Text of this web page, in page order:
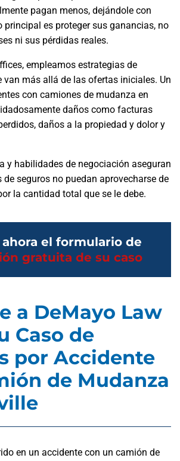
pagan menos, dejándole con
principal es proteger sus ganancias, no
ni sus pérdidas reales.
empleamos estrategias de
van más allá de las ofertas iniciales. Un
con camiones de mudanza en
daños como facturas
daños a la propiedad y dolor y
y habilidades de negociación aseguran
seguros no puedan aprovecharse de
la cantidad total que se le debe.
ahora el formulario de
gratuita de su caso
a DeMayo Law
Caso de
por Accidente
de Mudanza
en un accidente con un camión de